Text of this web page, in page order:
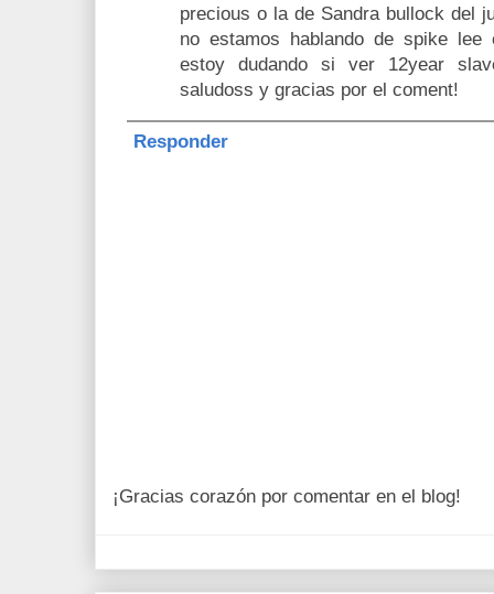
precious o la de Sandra bullock del
no estamos hablando de spike
estoy dudando si ver 12year
saludoss y gracias por el coment!
Responder
¡Gracias corazón por comentar en el blog!